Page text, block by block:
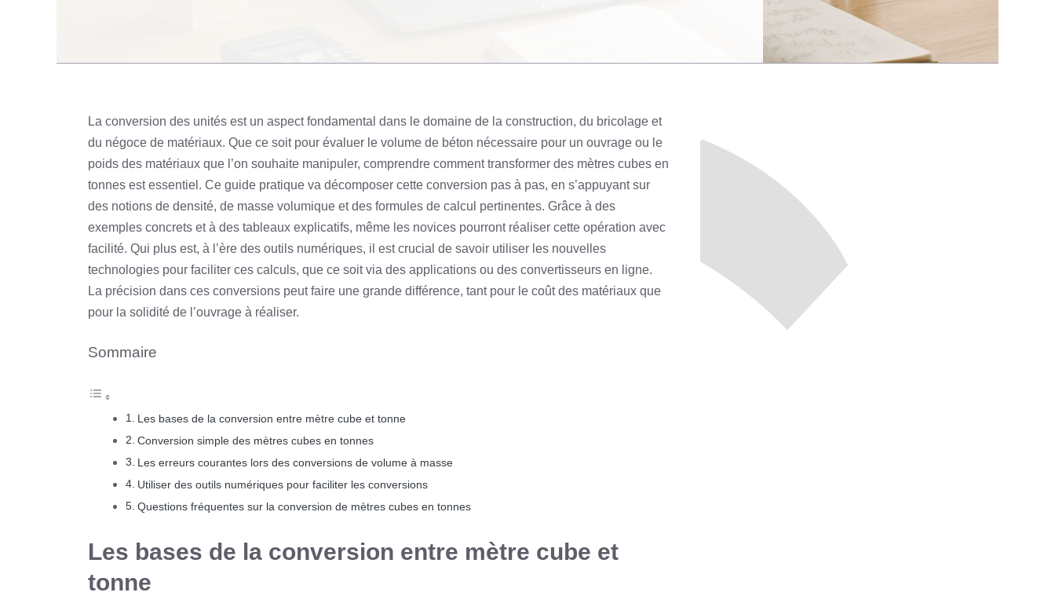
La conversion des unités est un aspect fondamental dans le domaine de la construction, du bricolage et
du négoce de matériaux. Que ce soit pour évaluer le volume de béton nécessaire pour un ouvrage ou le
poids des matériaux que l’on souhaite manipuler, comprendre comment transformer des mètres cubes en
tonnes est essentiel. Ce guide pratique va décomposer cette conversion pas à pas, en s’appuyant sur
des notions de densité, de masse volumique et des formules de calcul pertinentes. Grâce à des
exemples concrets et à des tableaux explicatifs, même les novices pourront réaliser cette opération avec
facilité. Qui plus est, à l’ère des outils numériques, il est crucial de savoir utiliser les nouvelles
technologies pour faciliter ces calculs, que ce soit via des applications ou des convertisseurs en ligne.
La précision dans ces conversions peut faire une grande différence, tant pour le coût des matériaux que
pour la solidité de l’ouvrage à réaliser.
Sommaire
Les bases de la conversion entre mètre cube et tonne
Conversion simple des mètres cubes en tonnes
Les erreurs courantes lors des conversions de volume à masse
Utiliser des outils numériques pour faciliter les conversions
Questions fréquentes sur la conversion de mètres cubes en tonnes
Les bases de la conversion entre mètre cube et
tonne